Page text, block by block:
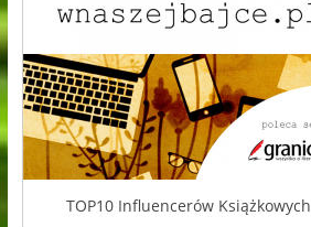
TOP10 Influencerów Książkowych